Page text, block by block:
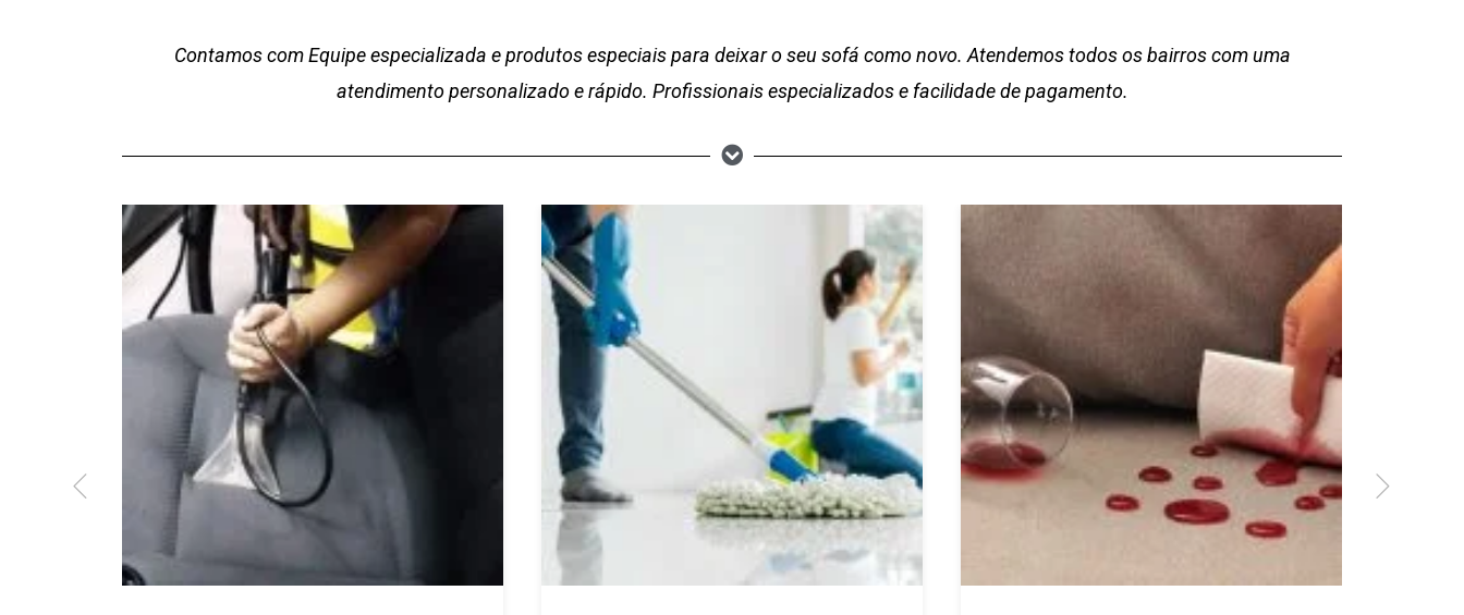
Contamos com Equipe especializada e produtos especiais para deixar o seu sofá como novo. Atendemos todos os bairros com uma
atendimento personalizado e rápido. Profissionais especializados e facilidade de pagamento.